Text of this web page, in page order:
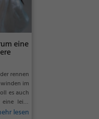
eine
rennen
im
es auch
leise
ist....
lesen